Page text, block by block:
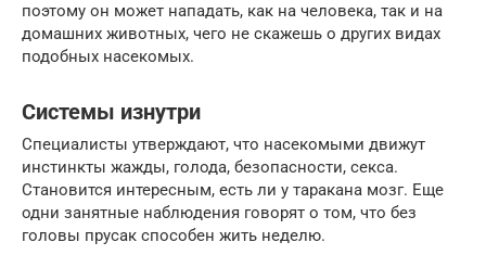
поэтому он может нападать, как на человека, так и на
домашних животных, чего не скажешь о других видах
подобных насекомых.
Системы изнутри
Специалисты утверждают, что насекомыми движут
инстинкты жажды, голода, безопасности, секса.
Становится интересным, есть ли у таракана мозг. Еще
одни занятные наблюдения говорят о том, что без
головы прусак способен жить неделю.